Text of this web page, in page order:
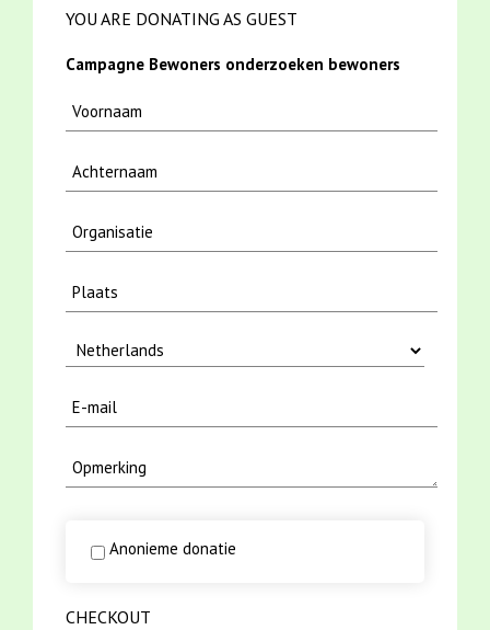
YOU ARE DONATING AS GUEST
Campagne Bewoners onderzoeken bewoners
Anonieme donatie
CHECKOUT